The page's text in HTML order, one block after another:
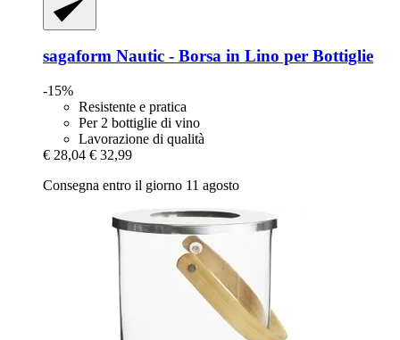
sagaform Nautic -​ Borsa in Lino per Bottiglie
-15%
Resistente e pratica
Per 2 bottiglie di vino
Lavorazione di qualità
€ 28,04 € 32,99
Consegna entro il giorno 11 agosto